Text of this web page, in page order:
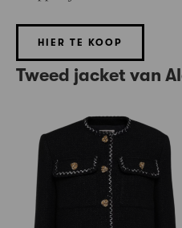
HIER TE KOOP
Tweed jacket van